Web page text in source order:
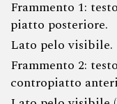
Frammento 1:
piatto posteriore.
Lato pelo visibile.
Frammento 2:
contropiatto